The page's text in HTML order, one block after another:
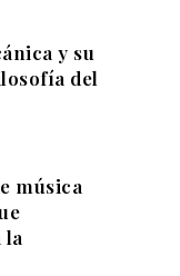
y su
del
música
la